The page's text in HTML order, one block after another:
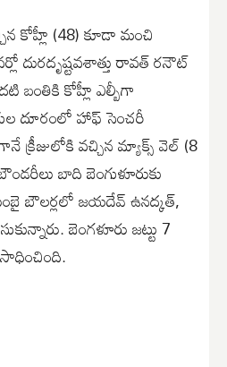
కోహ్లీ (48) కూడా మంచి
దురదృష్టవశాత్తు రావత్ రనౌట్
బంతికి కోహ్లీ ఎల్బీగా
దూరంలో హాఫ్ సెంచరీ
క్రీజులోకి వచ్చిన మ్యాక్స్ వెల్ (8
బాది బెంగుళూరుకు
బౌలర్లలో జయదేవ్ ఉనద్కత్,
బెంగళూరు జట్టు 7